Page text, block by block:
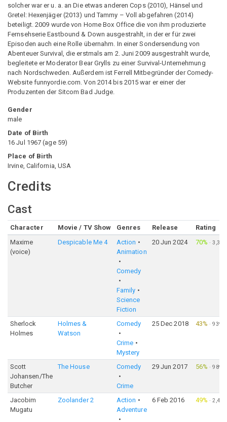
solcher war er u. a. an Die etwas anderen Cops (2010), Hänsel und
Gretel: Hexenjäger (2013) und Tammy – Voll abgefahren (2014)
beteiligt. 2009 wurde von Home Box Office die von ihm produzierte
Fernsehserie Eastbound & Down ausgestrahlt, in der er für zwei
Episoden auch eine Rolle übernahm. In einer Sondersendung von
Abenteuer Survival, die erstmals am 2. Juni 2009 ausgestrahlt wurde,
begleitete er Moderator Bear Grylls zu einer Survival-Unternehmung
nach Nordschweden. Außerdem ist Ferrell Mitbegründer der Comedy-
Website funnyordie.com. Von 2014 bis 2015 war er einer der
Produzenten der Sitcom Bad Judge.
Gender
male
Date of Birth
16 Jul 1967 (age 59)
Place of Birth
Irvine, California, USA
Credits
Cast
Character Movie / TV Show Genres Release
Rating
Maxime
(voice)
Despicable Me 4
Action
Animation
Comedy
Family
Science
Fiction
20 Jun 2024 70% ·3,304
Sherlock
Holmes
Holmes &
Watson
Comedy
Crime
Mystery
25 Dec 2018 43% ·939
Scott
Johansen/The
Butcher
The House Comedy
Crime
29 Jun 2017 56% ·989
Jacobim
Mugatu
Zoolander 2
Action
Adventure
6 Feb 2016 49% ·2,413